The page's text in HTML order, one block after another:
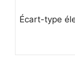
Écart-type